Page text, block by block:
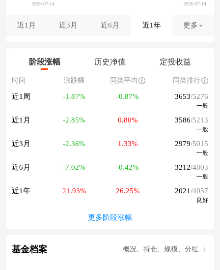
近1月 近3月 近6月 近1年 更多
阶段涨幅 历史净值 定投收益
时间 涨跌幅 同类平均 同类排行
近1周 -1.87% -0.87% 3653/5276
一般
近1月 -2.85% 0.80% 3586/5213
一般
近3月 -2.36% 1.33% 2979/5015
一般
近6月 -7.02% -0.42% 3212/4803
一般
近1年 21.93% 26.25% 2021/4057
良好
更多阶段涨幅
基金档案 概况、持仓、规模、分红